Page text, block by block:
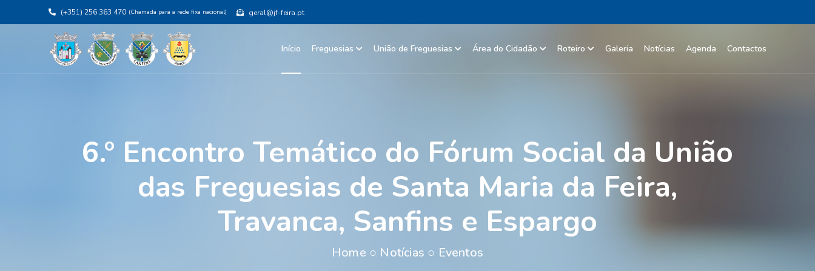
(+351) 256 363 470 (Chamada para a rede fixa nacional) geral@jf-feira.pt
Início Freguesias União de Freguesias Área do Cidadão Roteiro Galeria Notícias Agenda Contactos
6.º Encontro Temático do Fórum Social da União
das Freguesias de Santa Maria da Feira,
Travanca, Sanfins e Espargo
Home ○ Notícias ○ Eventos